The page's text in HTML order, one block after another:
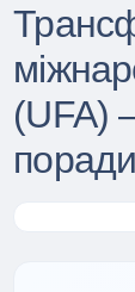
(UFA)
поради